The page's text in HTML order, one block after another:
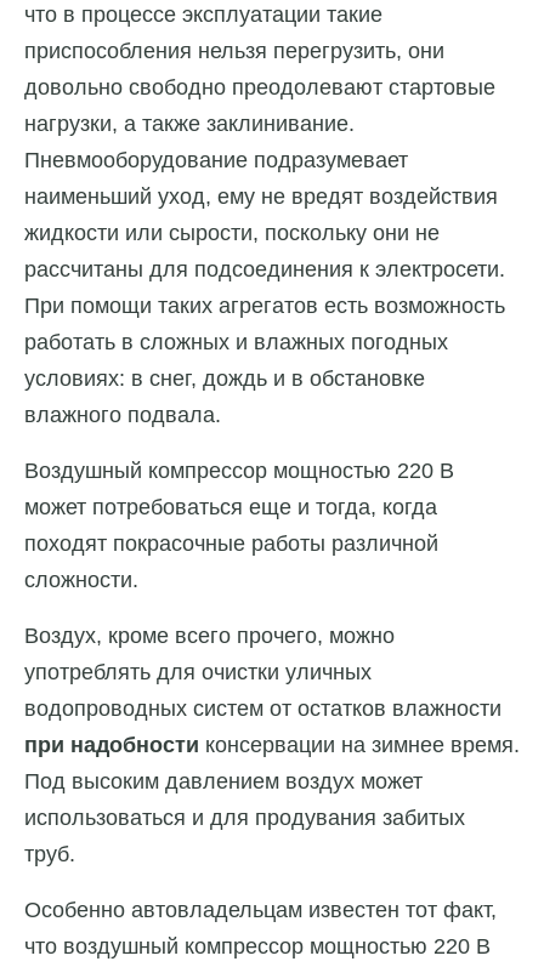
что в процессе эксплуатации такие
приспособления нельзя перегрузить, они
довольно свободно преодолевают стартовые
нагрузки, а также заклинивание.
Пневмооборудование подразумевает
наименьший уход, ему не вредят воздействия
жидкости или сырости, поскольку они не
рассчитаны для подсоединения к электросети.
При помощи таких агрегатов есть возможность
работать в сложных и влажных погодных
условиях: в снег, дождь и в обстановке
влажного подвала.
Воздушный компрессор мощностью 220 В
может потребоваться еще и тогда, когда
походят покрасочные работы различной
сложности.
Воздух, кроме всего прочего, можно
употреблять для очистки уличных
водопроводных систем от остатков влажности
при надобности консервации на зимнее время.
Под высоким давлением воздух может
использоваться и для продувания забитых
труб.
Особенно автовладельцам известен тот факт,
что воздушный компрессор мощностью 220 В